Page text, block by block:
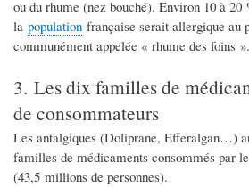
ou du rhume (nez bouché). Environ 10 à 20
la population française serait allergique au
communément appelée « rhume des foins ».
3. Les dix familles de
de consommateurs
Les antalgiques (Doliprane, Efferalgan…)
familles de médicaments consommés par
(43,5 millions de personnes).